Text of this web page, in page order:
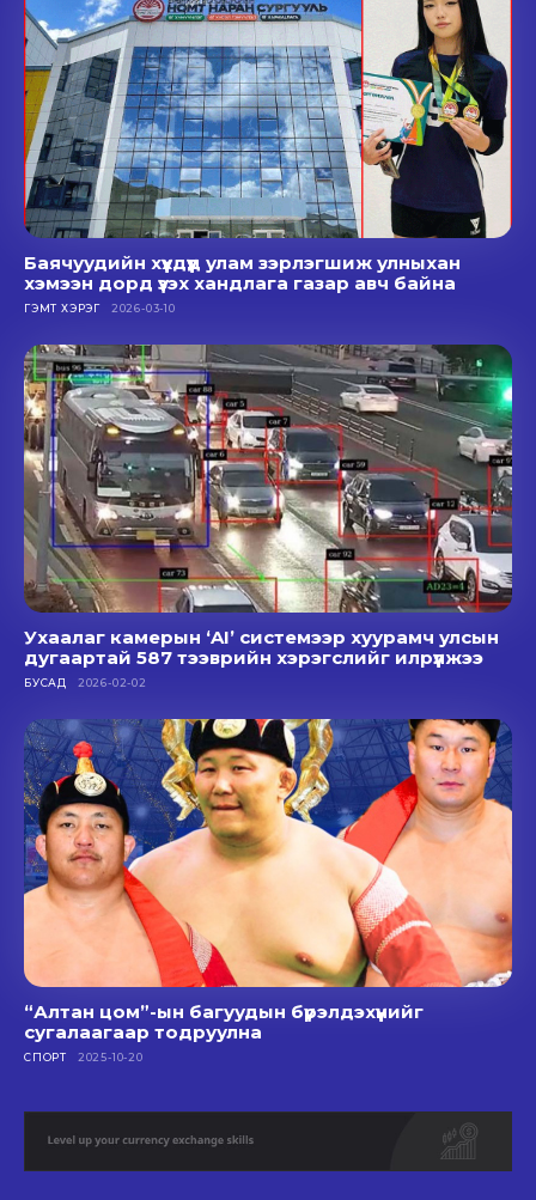
Баячуудийн хүүхдүүд улам зэрлэгшиж улныхан
хэмээн дорд үзэх хандлага газар авч байна
ГЭМТ ХЭРЭГ 2026-03-10
Ухаалаг камерын ‘AI’ системээр хуурамч улсын
дугаартай 587 тээврийн хэрэгслийг илрүүлжээ
БУСАД 2026-02-02
“Алтан цом”-ын багуудын бүрэлдэхүүнийг
сугалаагаар тодруулна
СПОРТ 2025-10-20